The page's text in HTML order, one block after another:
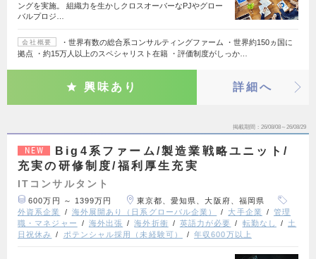
ングを実施。 組織力を生かしクロスオーバーなPJやグロー
バルプロジ…
会社概要
・世界有数の総合系コンサルティングファーム ・世界約150ヵ国に
拠点 ・約15万人以上のスペシャリスト在籍 ・評価制度がしっか…
興味あり 詳細へ
掲載期間 26/08/08～26/08/29
NEW
Big4系ファーム/製造業戦略ユニット/
充実の研修制度/福利厚生充実
ITコンサルタント
600万円 ～ 1399万円
東京都、愛知県、大阪府、福岡県
外資系企業
海外展開あり（日系グローバル企業） 大手企業
管理
職・マネジャー
海外出張 海外折衝 英語力が必要 転勤なし
土
日祝休み
ポテンシャル採用（未経験可） 年収600万以上